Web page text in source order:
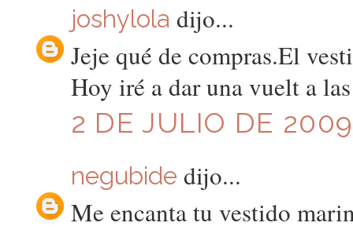
joshylola dijo...
Jeje qué de compras.El
Hoy iré a dar una vuelt a
2 DE JULIO DE
negubide dijo...
Me encanta tu vestido